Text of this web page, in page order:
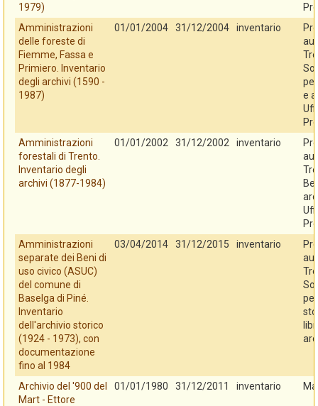
1979)
Amministrazioni
delle foreste di
Fiemme, Fassa e
Primiero. Inventario
degli archivi (1590 -
1987)
01/01/2004 31/12/2004 inventario
e
Amministrazioni
forestali di Trento.
Inventario degli
archivi (1877-1984)
01/01/2002 31/12/2002 inventario
Amministrazioni
separate dei Beni di
uso civico (ASUC)
del comune di
Baselga di Piné.
Inventario
dell'archivio storico
(1924 - 1973), con
documentazione
fino al 1984
03/04/2014 31/12/2015 inventario
Archivio del '900 del
Mart - Ettore
01/01/1980 31/12/2011 inventario